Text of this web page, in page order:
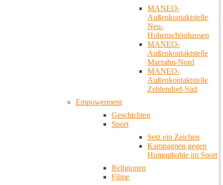
MANEO-
Außenkontaktstelle
Neu-
Hohenschönhausen
MANEO-
Außenkontaktstelle
Marzahn-Nord
MANEO-
Außenkontaktstelle
Zehlendorf-Süd
Empowerment
Geschichten
Sport
Setz ein Zeichen
Kampagnen gegen
Homophobie im Sport
Religionen
Filme